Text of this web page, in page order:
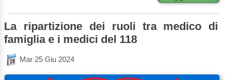
La ripartizione dei ruoli tra medico di
famiglia e i medici del 118
Mar 25 Giu 2024